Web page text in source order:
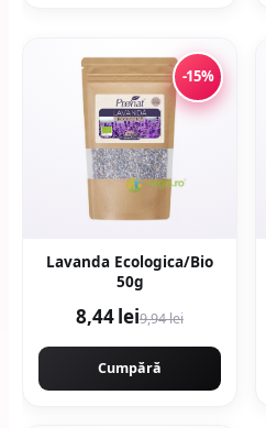
-15%
Lavanda Ecologica/Bio
50g
8,44 lei9,94 lei
Cumpără